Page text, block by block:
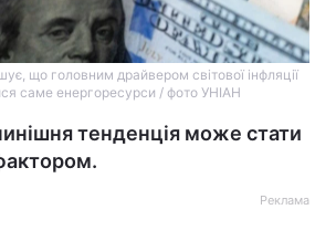
що головним драйвером світової інфляції
саме енергоресурси / фото УНІАН
тенденція може стати
Реклама